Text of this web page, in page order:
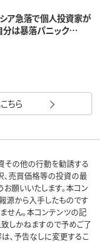
シア急落で個人投資家が
分は暴落パニック…
ちら
その他の行動を勧誘する
、売買価格等の投資の最
願いいたします。本コン
源から入手したものです
せん。本コンテンツの記
しかねますので予めご了
、予告なしに変更するこ